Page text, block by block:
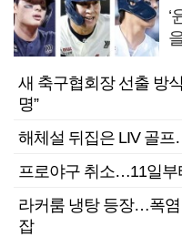
‘
새 축구협회장 선출 방
명”
해체설 뒤집은 LIV 골프
프로야구 취소…11일부
라커룸 냉탕 등장…폭
잡